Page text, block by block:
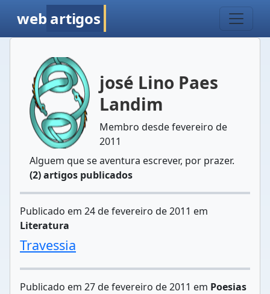
web artigos
josé Lino Paes
Landim
Membro desde fevereiro de
2011
Alguem que se aventura escrever, por prazer.
(2) artigos publicados
Publicado em 24 de fevereiro de 2011 em
Literatura
Travessia
Publicado em 27 de fevereiro de 2011 em Poesias